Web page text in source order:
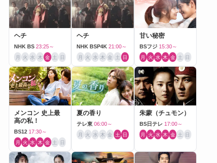
ヘチ
NHK BS 23:25～
月 火 水 木 金 土 日
ヘチ
NHK BSP4K 21:00～
月 火 水 木 金 土 日
甘い秘密
BSフジ 15:30～
月 火 水 木 金 土 日
メンコン 史上最
高の私！
BS12 17:30～
月 火 水 木 金 土 日
夏の香り
テレ東 06:00～
月 火 水 木 金 土 日
朱蒙（チュモン）
BS日テレ 17:00～
月 火 水 木 金 土 日